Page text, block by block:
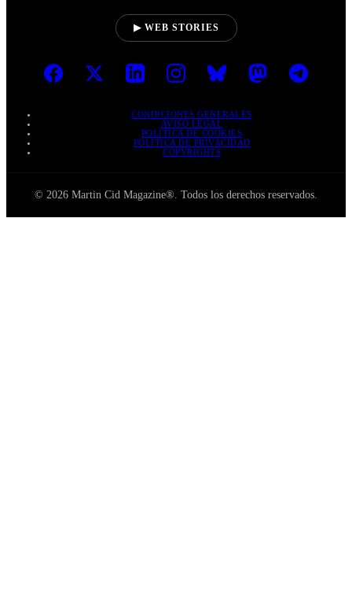
▶ WEB STORIES
CONDICIONES GENERALES
AVISO LEGAL
POLÍTICA DE COOKIES
POLÍTICA DE PRIVACIDAD
COPYRIGHTS
© 2026 Martin Cid Magazine®. Todos los derechos reservados.